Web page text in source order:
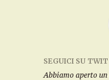
SEGUICI SU
Abbiamo aperto